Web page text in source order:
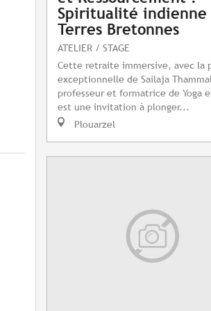
Spiritualité indienne
Terres Bretonnes
ATELIER / STAGE
Cette retraite immersive, avec la
exceptionnelle de Sailaja
professeur et formatrice de Yoga
est une invitation à plonger...
Plouarzel